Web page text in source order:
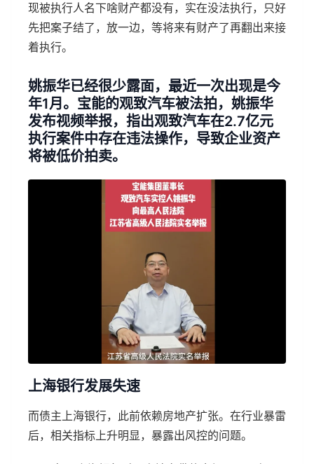
现被执行人名下啥财产都没有，实在没法执行，只好
先把案子结了，放一边，等将来有财产了再翻出来接
着执行。
姚振华已经很少露面，最近一次出现是今
年1月。宝能的观致汽车被法拍，姚振华
发布视频举报，指出观致汽车在2.7亿元
执行案件中存在违法操作，导致企业资产
将被低价拍卖。
上海银行发展失速
而债主上海银行，此前依赖房地产扩张。在行业暴雷
后，相关指标上升明显，暴露出风控的问题。